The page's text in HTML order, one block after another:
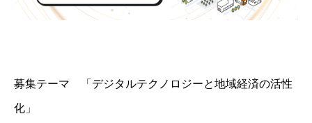
募集テーマ 「デジタルテクノロジーと地域経済の活性
化」